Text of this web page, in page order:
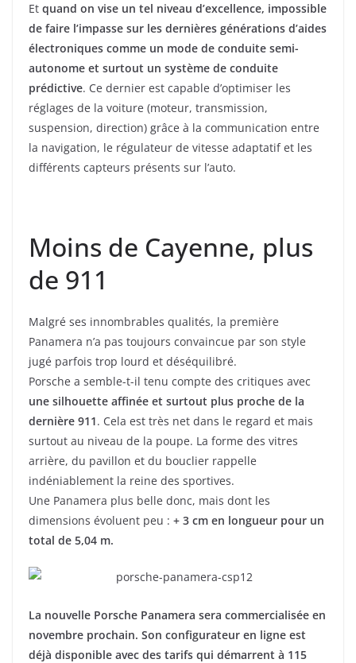
Et quand on vise un tel niveau d’excellence, impossible
de faire l’impasse sur les dernières générations d’aides
électroniques comme un mode de conduite semi-
autonome et surtout un système de conduite
prédictive. Ce dernier est capable d’optimiser les
réglages de la voiture (moteur, transmission,
suspension, direction) grâce à la communication entre
la navigation, le régulateur de vitesse adaptatif et les
différents capteurs présents sur l’auto.
Moins de Cayenne, plus
de 911
Malgré ses innombrables qualités, la première
Panamera n’a pas toujours convaincue par son style
jugé parfois trop lourd et déséquilibré.
Porsche a semble-t-il tenu compte des critiques avec
une silhouette affinée et surtout plus proche de la
dernière 911. Cela est très net dans le regard et mais
surtout au niveau de la poupe. La forme des vitres
arrière, du pavillon et du bouclier rappelle
indéniablement la reine des sportives.
Une Panamera plus belle donc, mais dont les
dimensions évoluent peu : + 3 cm en longueur pour un
total de 5,04 m.
La nouvelle Porsche Panamera sera commercialisée en
novembre prochain. Son configurateur en ligne est
déjà disponible avec des tarifs qui démarrent à 115